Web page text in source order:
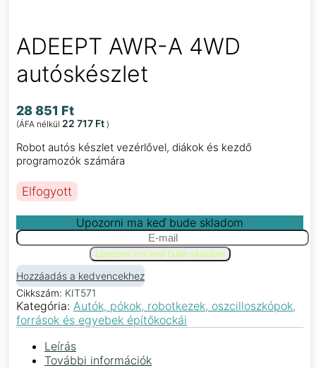
ADEEPT AWR-A 4WD
autóskészlet
28 851 Ft
(ÁFA nélkül 22 717 Ft )
Robot autós készlet vezérlővel, diákok és kezdő
programozók számára
Elfogyott
Upozorni ma keď bude skladom
Hozzáadás a kedvencekhez
Cikkszám: KIT571
Kategória: Autók, pókok, robotkezek, oszcilloszkópok,
források és egyebek építőkockái
Leírás
További információk